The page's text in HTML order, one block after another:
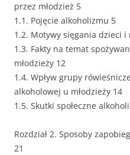
przez młodzież 5
1.1. Pojęcie alkoholizmu 5
1.2. Motywy sięgania dzieci i
1.3. Fakty na temat
młodzieży 12
1.4. Wpływ grupy
alkoholowej u młodzieży 14
1.5. Skutki społeczne
Rozdział 2. Sposoby
21